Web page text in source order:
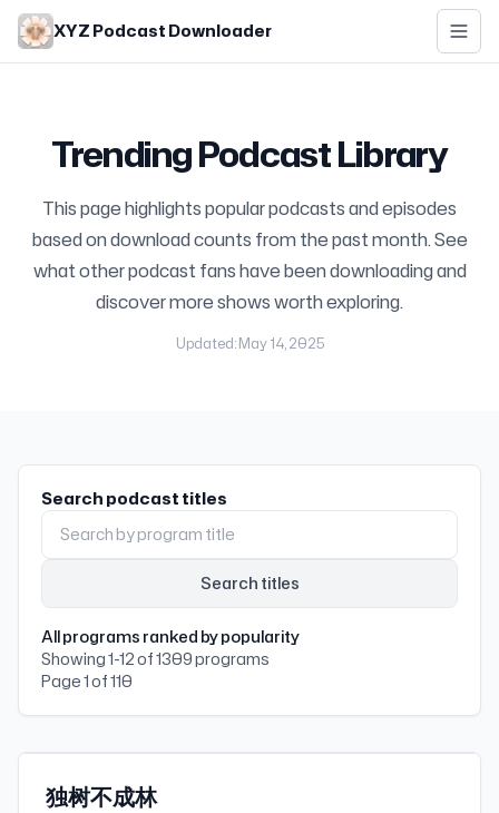
Skip to main content
XYZ Podcast Downloader
Trending Podcast Library
This page highlights popular podcasts and episodes
based on download counts from the past month. See
what other podcast fans have been downloading and
discover more shows worth exploring.
Updated: May 14, 2025
Search podcast titles
Search titles
All programs ranked by popularity
Showing 1-12 of 1309 programs
Page 1 of 110
小宇宙 Featured
819.5KSubscribers
独树不成林